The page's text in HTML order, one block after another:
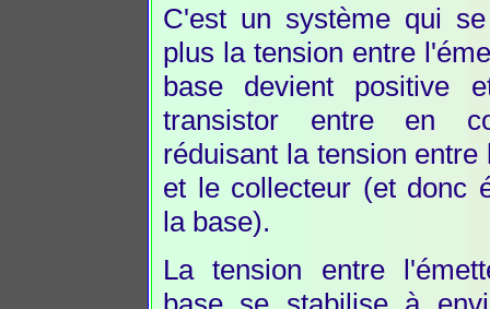
C'est un système qui
plus la tension entre
base devient positive
transistor entre en
réduisant la tension entre
et le collecteur (et donc
la base).
La tension entre